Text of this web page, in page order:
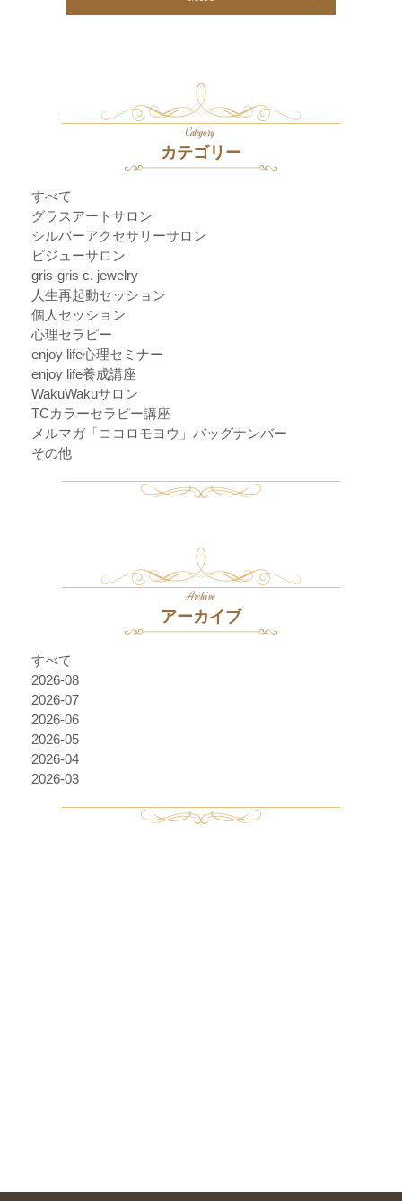
Category
カテゴリー
すべて
グラスアートサロン
シルバーアクセサリーサロン
ビジューサロン
gris-gris c. jewelry
人生再起動セッション
個人セッション
心理セラピー
enjoy life心理セミナー
enjoy life養成講座
WakuWakuサロン
TCカラーセラピー講座
メルマガ「ココロモヨウ」バッグナンバー
その他
Archive
アーカイブ
すべて
2026-08
2026-07
2026-06
2026-05
2026-04
2026-03